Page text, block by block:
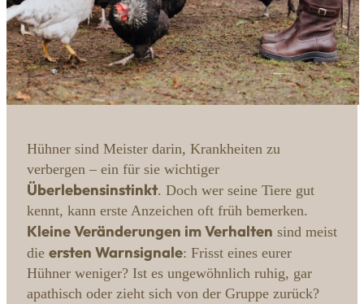
Hühner sind Meister darin, Krankheiten zu
verbergen – ein für sie wichtiger
Überlebensinstinkt. Doch wer seine Tiere gut
kennt, kann erste Anzeichen oft früh bemerken.
Kleine Veränderungen im Verhalten sind meist
die ersten Warnsignale: Frisst eines eurer
Hühner weniger? Ist es ungewöhnlich ruhig, gar
apathisch oder zieht sich von der Gruppe zurück?